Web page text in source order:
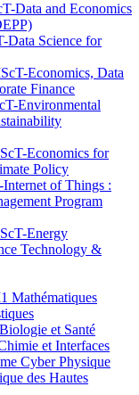
Data and Economics
Data Science for
Economics, Data
Finance
Environmental
Economics for
Policy
of Things :
Program
Energy
Technology &
Mathématiques
et Santé
et Interfaces
Cyber Physique
des Hautes